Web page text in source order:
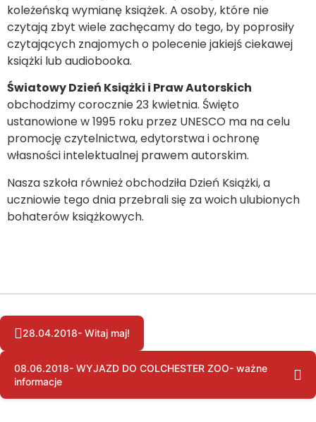
koleżeńską wymianę książek. A osoby, które nie
czytają zbyt wiele zachęcamy do tego, by poprosiły
czytających znajomych o polecenie jakiejś ciekawej
książki lub audiobooka.
Światowy Dzień Książki i Praw Autorskich
obchodzimy corocznie 23 kwietnia. Święto
ustanowione w 1995 roku przez UNESCO ma na celu
promocję czytelnictwa, edytorstwa i ochronę
własności intelektualnej prawem autorskim.
Nasza szkoła również obchodziła Dzień Książki, a
uczniowie tego dnia przebrali się za woich ulubionych
bohaterów książkowych.
28.04.2018- Witaj maj!
08.06.2018- WYJAZD DO COLCHESTER ZOO- ważne
informacje